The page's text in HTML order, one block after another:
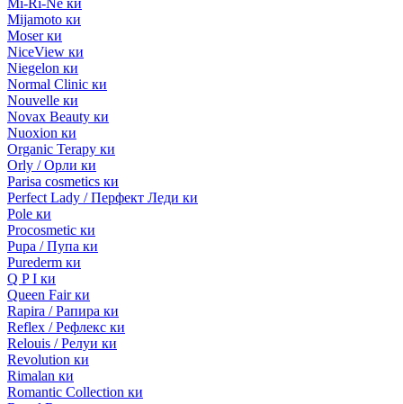
Mi-Ri-Ne ки
Mijamoto ки
Moser ки
NiceView ки
Niegelon ки
Normal Clinic ки
Nouvelle ки
Novax Beauty ки
Nuoxion ки
Organic Terapy ки
Orly / Орли ки
Parisa cosmetics ки
Perfect Lady / Перфект Леди ки
Pole ки
Procosmetic ки
Pupa / Пупа ки
Purederm ки
Q P I ки
Queen Fair ки
Rapira / Рапира ки
Reflex / Рефлекс ки
Relouis / Релуи ки
Revolution ки
Rimalan ки
Romantic Collection ки